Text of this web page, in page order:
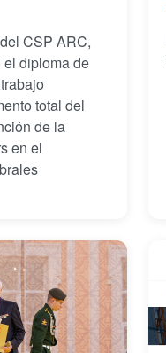
CSP ARC,
el diploma de
total del
de la
en el